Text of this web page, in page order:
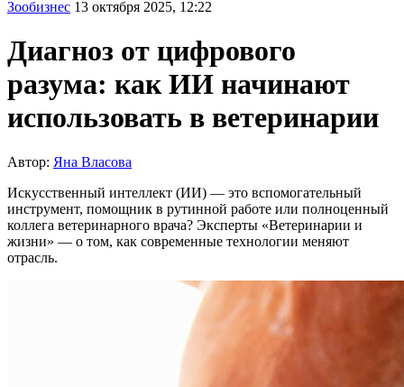
Зообизнес 13 октября 2025, 12:22
Диагноз от цифрового
разума: как ИИ начинают
использовать в ветеринарии
Автор: Яна Власова
Искусственный интеллект (ИИ) — это вспомогательный
инструмент, помощник в рутинной работе или полноценный
коллега ветеринарного врача? Эксперты «Ветеринарии и
жизни» — о том, как современные технологии меняют
отрасль.